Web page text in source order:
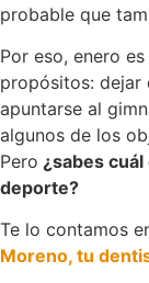
probable que
Por eso, enero
propósitos: dejar
apuntarse al
algunos de los
Pero ¿sabes
deporte?
Te lo contamos
Moreno, tu